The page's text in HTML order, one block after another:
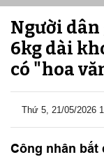
Người dân
6kg dài
có "hoa
Thứ 5, 21/05/2026
Công nhân bắt